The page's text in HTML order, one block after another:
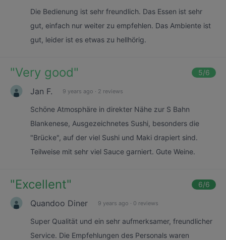
Die Bedienung ist sehr freundlich. Das Essen ist sehr
gut, einfach nur weiter zu empfehlen. Das Ambiente ist
gut, leider ist es etwas zu hellhörig.
"Very good" 5/6
Jan F. 9 years ago · 2 reviews
Schöne Atmosphäre in direkter Nähe zur S Bahn
Blankenese, Ausgezeichnetes Sushi, besonders die
"Brücke", auf der viel Sushi und Maki drapiert sind.
Teilweise mit sehr viel Sauce garniert. Gute Weine.
"Excellent" 6/6
Quandoo Diner 9 years ago · 0 reviews
Super Qualität und ein sehr aufmerksamer, freundlicher
Service. Die Empfehlungen des Personals waren